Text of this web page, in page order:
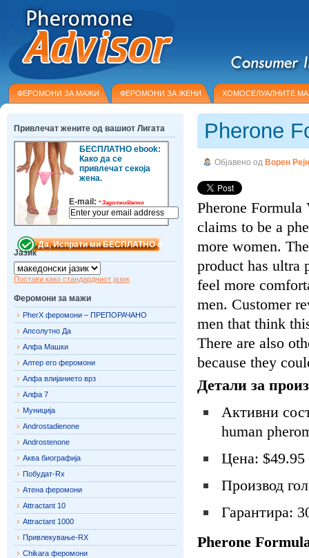
ФЕРОМОНИ ЗА МАЖИ ФЕРОМОНИ ЗА ЖЕНИ ХОМОСЕЛУАЛНИТЕ
Pherone
Објавено од Ворен
Pherone
claims to be a
more women.
product has ultra
feel more
men. Customer
men that think
There are also
because they
Детали за
Активни
human
Цена: $49.95
Производ
Гарантира:
Pherone
Привлечат жените од вашиот Лигата
БЕСПЛАТНО ebook:
Како да се
привлечат секоја
жена.
E-mail: *Задолжително
Јазик
Постави како стандардниот јазик
Феромони за мажи
PherX феромони – ПРЕПОРАЧАНО
Апсолутно Да
Алфа Машки
Алтер его феромони
Алфа влијанието врз
Алфа 7
Муниција
Androstadienone
Androstenone
Аква биографија
Побудат-Rx
Атена феромони
Attractant 10
Attractant 1000
Привлекување-RX
Chikara феромони